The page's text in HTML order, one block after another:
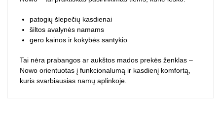
patogių šlepečių kasdienai
šiltos avalynės namams
gero kainos ir kokybės santykio
Tai nėra prabangos ar aukštos mados prekės ženklas –
Nowo orientuotas į funkcionalumą ir kasdienį komfortą,
kuris svarbiausias namų aplinkoje.